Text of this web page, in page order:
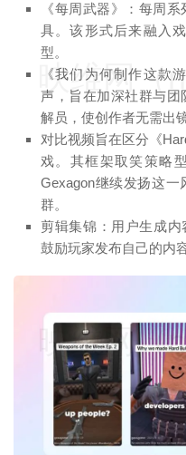
《每周武器》：每周
具。该形式后来融入
型。
《我们为何制作这款
声，旨在加深社群与
解员，使创作者无需出
对比视频旨在区分《
戏。其框架取笑策略
Gexagon继续发扬这
群。
剪辑集锦：用户生成内
鼓励玩家发布自己的内容
映维网（
映维网（